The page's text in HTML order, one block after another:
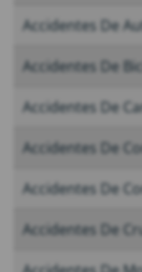
Accidentes De
Accidentes De
Accidentes De
Accidentes De
Accidentes De
Accidentes De